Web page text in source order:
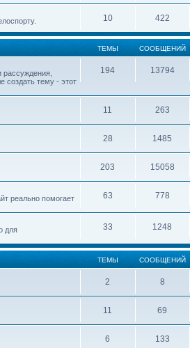
10 422
ТЕМЫ СООБЩЕНИЙ
создать тему - этот
194 13794
11 263
28 1485
203 15058
реально помогает
63 778
для
33 1248
ТЕМЫ СООБЩЕНИЙ
2 8
11 69
6 133